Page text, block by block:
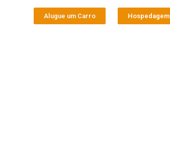
Alugue um Carro Hospedagem